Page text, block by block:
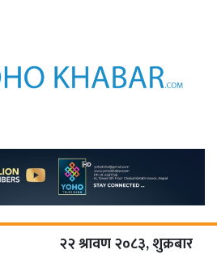
२२ श्रावण २०८३, शुक्रबार